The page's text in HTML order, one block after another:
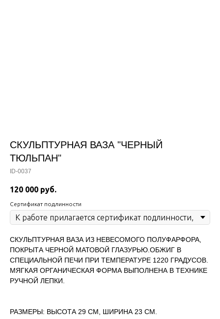
СКУЛЬПТУРНАЯ ВАЗА "ЧЕРНЫЙ
ТЮЛЬПАН"
ID-0037
120 000 руб.
Сертификат подлинности
СКУЛЬПТУРНАЯ ВАЗА ИЗ НЕВЕСОМОГО ПОЛУФАРФОРА,
ПОКРЫТА ЧЕРНОЙ МАТОВОЙ ГЛАЗУРЬЮ.ОБЖИГ В
СПЕЦИАЛЬНОЙ ПЕЧИ ПРИ ТЕМПЕРАТУРЕ 1220 ГРАДУСОВ.
МЯГКАЯ ОРГАНИЧЕСКАЯ ФОРМА ВЫПОЛНЕНА В ТЕХНИКЕ
РУЧНОЙ ЛЕПКИ.
РАЗМЕРЫ: ВЫСОТА 29 СМ, ШИРИНА 23 СМ.